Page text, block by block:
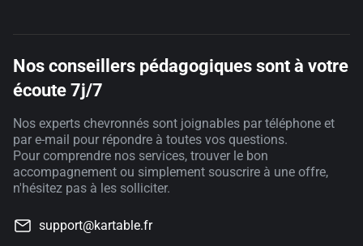
Nos conseillers pédagogiques sont à votre
écoute 7j/7
Nos experts chevronnés sont joignables par téléphone et
par e-mail pour répondre à toutes vos questions.
Pour comprendre nos services, trouver le bon
accompagnement ou simplement souscrire à une offre,
n'hésitez pas à les solliciter.
support@kartable.fr